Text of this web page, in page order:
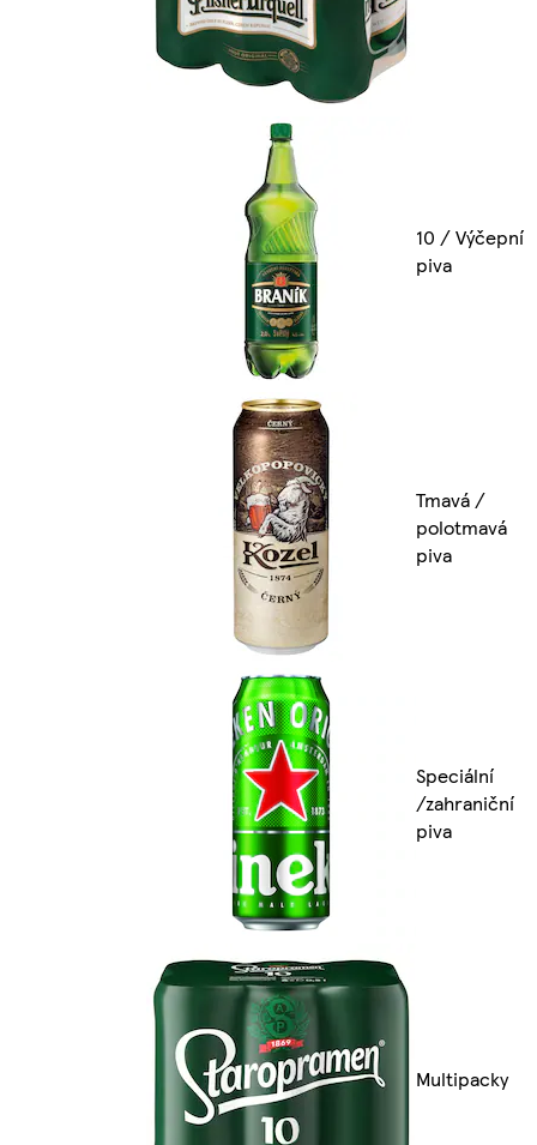
10 / Výčepní
piva
Tmavá /
polotmavá
piva
Speciální
/zahraniční
piva
Multipacky